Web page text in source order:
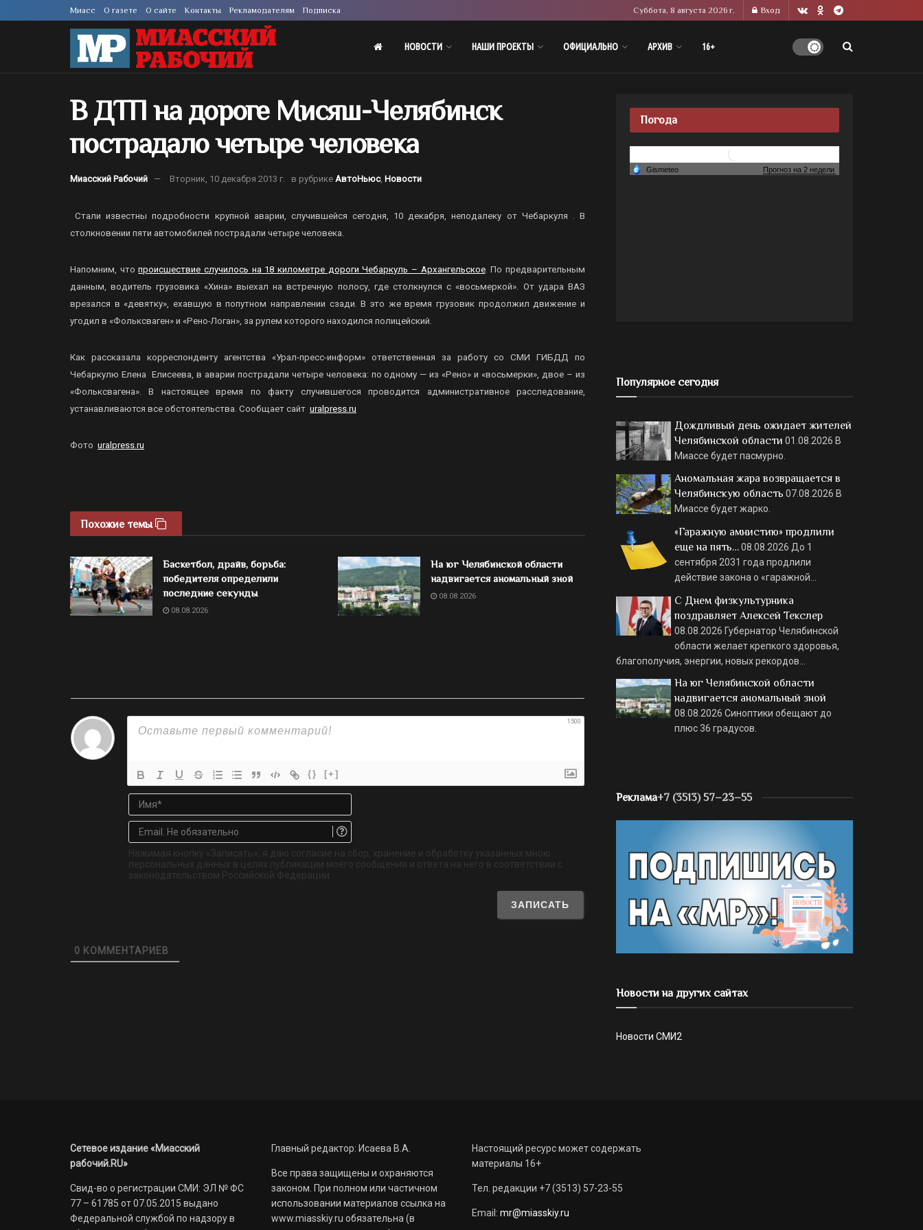
Миасс О газете О сайте Контакты Рекламодателям Подписка Суббота, 8 августа 2026 г. Вход
НОВОСТИ НАШИ ПРОЕКТЫ ОФИЦИАЛЬНО АРХИВ 16+
В ДТП на дороге Мисяш-Челябинск
пострадало четыре человека
Миасский Рабочий Вторник, 10 декабря 2013 г. в рубрике АвтоНьюс, Новости
Стали известны подробности крупной аварии, случившейся сегодня, 10 декабря, неподалеку от Чебаркуля . В
столкновении пяти автомобилей пострадали четыре человека.
Напомним, чтопроисшествие случилось на 18 километре дороги Чебаркуль – Архангельское. По предварительным
данным, водитель грузовика «Хина» выехал на встречную полосу, где столкнулся с «восьмеркой». От удара ВАЗ
врезался в «девятку», ехавшую в попутном направлении сзади. В это же время грузовик продолжил движение и
угодил в «Фольксваген» и «Рено-Логан», за рулем которого находился полицейский.
Как рассказала корреспонденту агентства «Урал-пресс-информ» ответственная за работу со СМИ ГИБДД по
Чебаркулю Елена Елисеева, в аварии пострадали четыре человека: по одному — из «Рено» и «восьмерки», двое – из
«Фольксвагена».В настоящее время по факту случившегося проводится административное расследование,
устанавливаются все обстоятельства. Сообщает сайт uralpress.ru
Фото uralpress.ru
Похожие темы
Баскетбол, драйв, борьба:
победителя определили
последние секунды
08.08.2026
На юг Челябинской области
надвигается аномальный зной
08.08.2026
1500
{} [+]
Имя*
Email.
обязательно
Нажимая кнопку «Записать», я даю согласие на сбор, хранение и обработку указанных мною
персональных данных в целях публикации моего сообщения и ответа на него в соответствии с
законодательством Российской Федерации.
0 КОММЕНТАРИЕВ
Погода
Популярное сегодня
Дождливый день ожидает жителей
Челябинской области 01.08.2026 В
Миассе будет пасмурно.
Аномальная жара возвращается в
Челябинскую область 07.08.2026 В
Миассе будет жарко.
«Гаражную амнистию» продлили
еще на пять…08.08.2026 До 1
сентября 2031 года продлили
действие закона о «гаражной…
С Днем физкультурника
поздравляет Алексей Текслер
08.08.2026 Губернатор Челябинской
области желает крепкого здоровья,
благополучия, энергии, новых рекордов…
На юг Челябинской области
надвигается аномальный зной
08.08.2026 Синоптики обещают до
плюс 36 градусов.
Реклама+7 (3513) 57–23–55
Новости на других сайтах
Новости СМИ2
Сетевое издание «Миасский
рабочий.RU»
Свид-во о регистрации СМИ: ЭЛ № ФС
77 – 61785 от 07.05.2015 выдано
Федеральной службой по надзору в
Главный редактор: Исаева В.А.
Все права защищены и охраняются
законом. При полном или частичном
использовании материалов ссылка на
www.miasskiy.ru обязательна (в
Настоящий ресурс может содержать
материалы 16+
Тел. редакции +7 (3513) 57-23-55
Email: mr@miasskiy.ru